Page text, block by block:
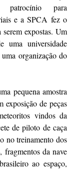
para
e a SPCA fez o
expostas. Um
uma universidade
organização do
pequena amostra
exposição de peças
vindos da
de piloto de caça
no treinamento dos
fragmentos da nave
ao espaço,